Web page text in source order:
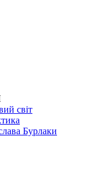
світ
Бурлаки